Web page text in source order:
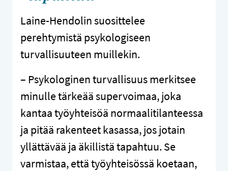
Laine-Hendolin suosittelee
perehtymistä psykologiseen
turvallisuuteen muillekin.
– Psykologinen turvallisuus merkitsee
minulle tärkeää supervoimaa, joka
kantaa työyhteisöä normaalitilanteessa
ja pitää rakenteet kasassa, jos jotain
yllättävää ja äkillistä tapahtuu. Se
varmistaa, että työyhteisössä koetaan,